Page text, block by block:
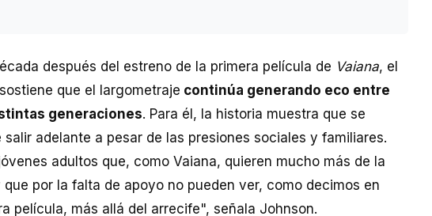
después del estreno de la primera película de Vaiana, el
que el largometraje continúa generando eco entre
generaciones. Para él, la historia muestra que se
salir adelante a pesar de las presiones sociales y familiares.
adultos que, como Vaiana, quieren mucho más de la
que por la falta de apoyo no pueden ver, como decimos en
película, más allá del arrecife", señala Johnson.